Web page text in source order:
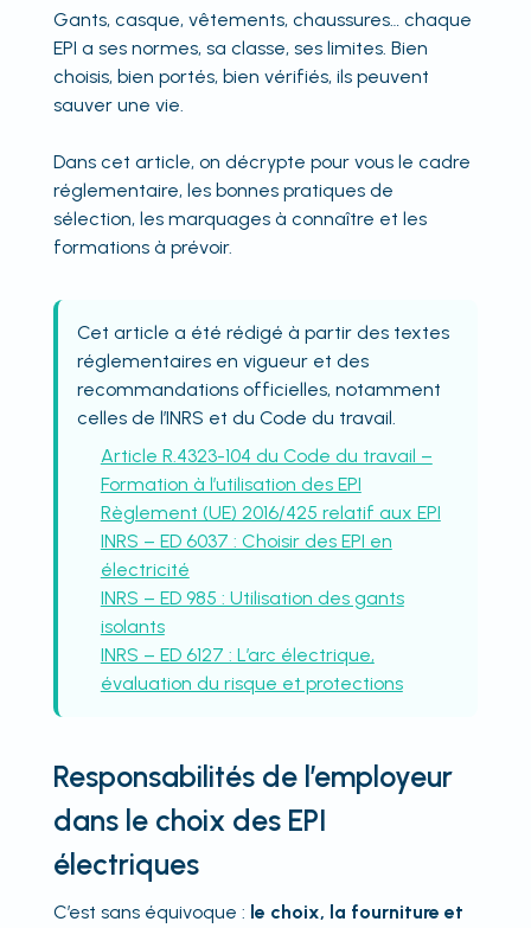
Gants, casque, vêtements, chaussures… chaque
EPI a ses normes, sa classe, ses limites. Bien
choisis, bien portés, bien vérifiés, ils peuvent
sauver une vie.
Dans cet article, on décrypte pour vous le cadre
réglementaire, les bonnes pratiques de
sélection, les marquages à connaître et les
formations à prévoir.
Cet article a été rédigé à partir des textes
réglementaires en vigueur et des
recommandations officielles, notamment
celles de l’INRS et du Code du travail.
Article R.4323-104 du Code du travail –
Formation à l’utilisation des EPI
Règlement (UE) 2016/425 relatif aux EPI
INRS – ED 6037 : Choisir des EPI en
électricité
INRS – ED 985 : Utilisation des gants
isolants
INRS – ED 6127 : L’arc électrique,
évaluation du risque et protections
Responsabilités de l’employeur
dans le choix des EPI
électriques
C’est sans équivoque : le choix, la fourniture et